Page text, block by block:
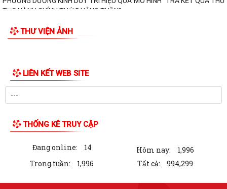
hiện Dự án khu tái định cư 2,7...
PHƯỜNG DƯƠNG KINH TỔ CHỨC ĐẠI HỘI THÀNH LẬP HỘI CỰU CÔNG
TỤC HÀNH CHÍNH THỨ 5 HẰNG TUẦN”
Phường Dương Kinh tham dự Hội nghị tiếp xúc cử tri sau Kỳ họp
thường lệ giữa năm 2026 HĐND thành...
Đội bóng U10 phường Dương Kinh tham dự khai mạc Giải Bóng đá Hoa
bàn phường Dương Kinh